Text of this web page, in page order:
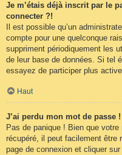
Je m’étais déjà inscrit par le
connecter ?!
Il est possible qu’un
compte pour une quelconque
suppriment périodiquement les
de leur base de données. Si tel
essayez de participer plus
Haut
J’ai perdu mon mot de passe !
Pas de panique ! Bien que
récupéré, il peut facilement être
page de connexion et cliquer